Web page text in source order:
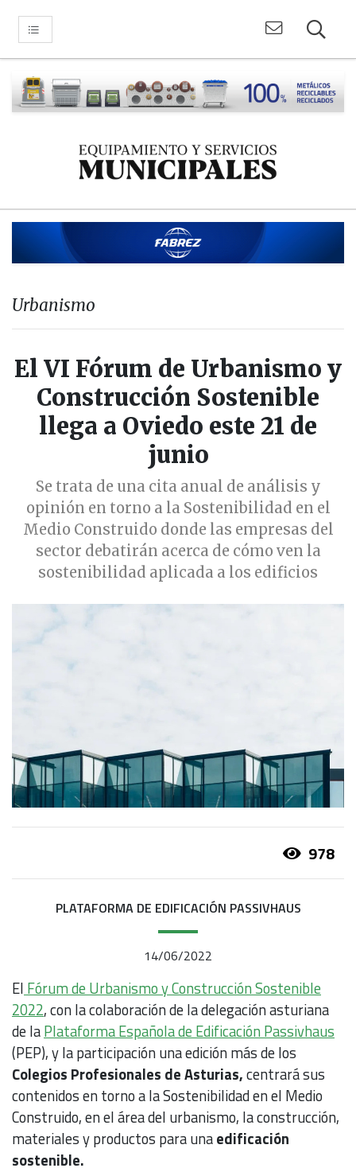
Urbanismo
El VI Fórum de Urbanismo y
Construcción Sostenible
llega a Oviedo este 21 de
junio
Se trata de una cita anual de análisis y
opinión en torno a la Sostenibilidad en el
Medio Construido donde las empresas del
sector debatirán acerca de cómo ven la
sostenibilidad aplicada a los edificios
978
PLATAFORMA DE EDIFICACIÓN PASSIVHAUS
14/06/2022
El Fórum de Urbanismo y Construcción Sostenible
2022, con la colaboración de la delegación asturiana
de laPlataforma Española de Edificación Passivhaus
(PEP), y la participación una edición más de los
Colegios Profesionales de Asturias,centrará sus
contenidos en torno a la Sostenibilidad en el Medio
Construido, en el área del urbanismo, la construcción,
materiales y productos para unaedificación
sostenible.